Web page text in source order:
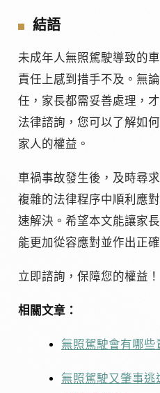
結語
未成年人無照駕駛導致的
責任上感到措手不及。無
任，家長都需妥善處理，
法律諮詢，您可以了解如
家人的權益。
車禍事故發生後，及時尋
複雜的法律程序中順利應
速解決。希望本文能讓家
能更加從容應對並作出正確
立即諮詢，保障您的權益！
相關文章：
無照駕駛會有哪些
無照駕駛又肇事